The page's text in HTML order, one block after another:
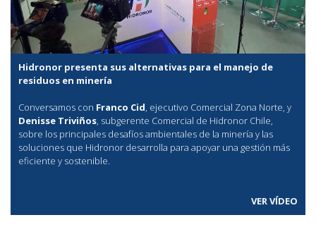
Hidronor presenta sus alternativas para el manejo de
residuos en minería
Conversamos con Franco Cid, ejecutivo Comercial Zona Norte, y
Denisse Triviños, subgerente Comercial de Hidronor Chile,
sobre los principales desafíos ambientales de la minería y las
soluciones que Hidronor desarrolla para apoyar una gestión más
eficiente y sostenible.
VER VÍDEO